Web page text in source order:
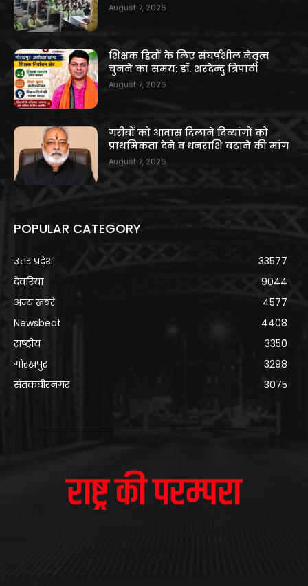
August 7, 2026
शिक्षक हितों के लिए संघर्षशील नेतृत्व
चुनने का समय: डॉ. शरदेन्दु त्रिपाठी
August 7, 2026
गरीबों को आवास दिलाने दिव्यांगों को
प्राथमिकता देने व धनराशि बढ़ाने की मांग
August 7, 2026
POPULAR CATEGORY
उत्तर प्रदेश
33577
देवरिया
9044
अन्य खबरे
4577
Newsbeat
4408
राष्ट्रीय
3350
गोरखपुर
3298
संतकबीरनगर
3075